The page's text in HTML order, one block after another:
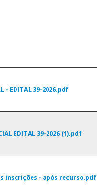
- EDITAL 39-2026.pdf
EDITAL 39-2026 (1).pdf
inscrições - após recurso.pdf